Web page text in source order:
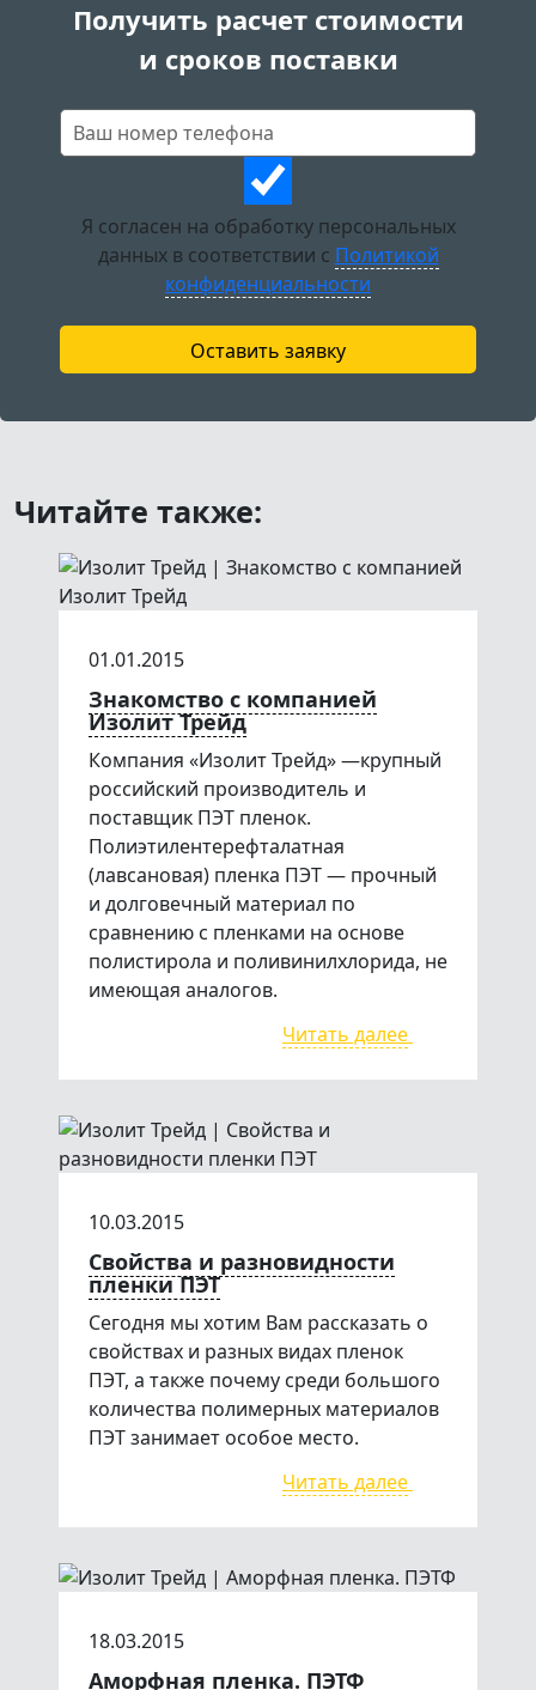
Получить расчет стоимости
и сроков поставки
Я согласен на обработку персональных
данных в соответствии с Политикой
конфиденциальности
Оставить заявку
Читайте также:
01.01.2015
Знакомство с компанией
Изолит Трейд
Компания «Изолит Трейд» —крупный
российский производитель и
поставщик ПЭТ пленок.
Полиэтилентерефталатная
(лавсановая) пленка ПЭТ — прочный
и долговечный материал по
сравнению с пленками на основе
полистирола и поливинилхлорида, не
имеющая аналогов.
Читать далее
10.03.2015
Свойства и разновидности
пленки ПЭТ
Сегодня мы хотим Вам рассказать о
свойствах и разных видах пленок
ПЭТ, а также почему среди большого
количества полимерных материалов
ПЭТ занимает особое место.
Читать далее
18.03.2015
Аморфная пленка. ПЭТФ